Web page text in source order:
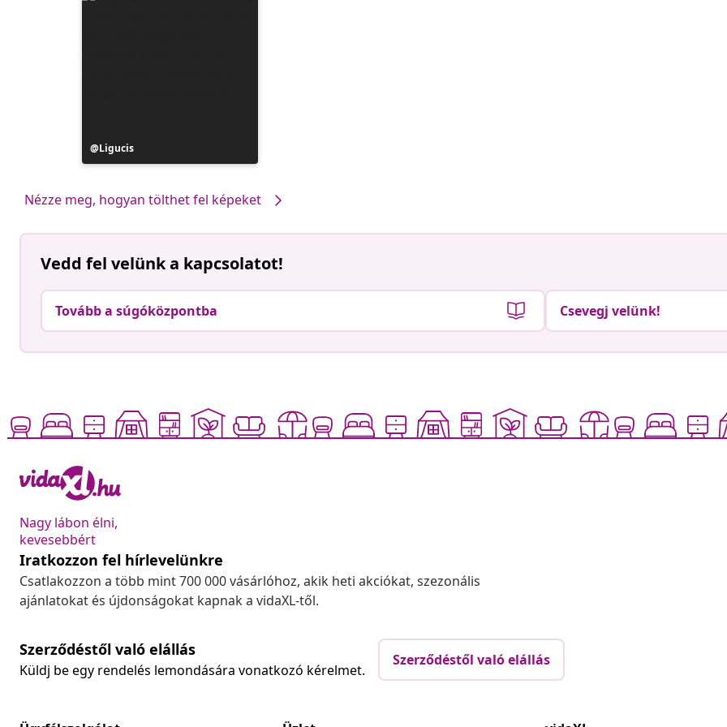
Bejegyzés
közzétevője
Ligucis
Nézze meg, hogyan tölthet fel képeket
Vedd fel velünk a kapcsolatot!
Tovább a súgóközpontba Csevegj velünk!
Nagy lábon élni,
kevesebbért
Iratkozzon fel hírlevelünkre
Csatlakozzon a több mint 700 000 vásárlóhoz, akik heti akciókat, szezonális
ajánlatokat és újdonságokat kapnak a vidaXL-től.
Szerződéstől való elállás
Küldj be egy rendelés lemondására vonatkozó kérelmet.
Szerződéstől való elállás